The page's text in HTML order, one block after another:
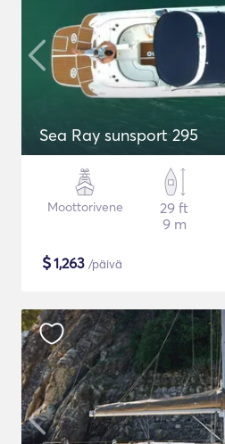
Sea Ray sunsport 295
Moottorivene
29 ft
9 m
$1,263 /päivä